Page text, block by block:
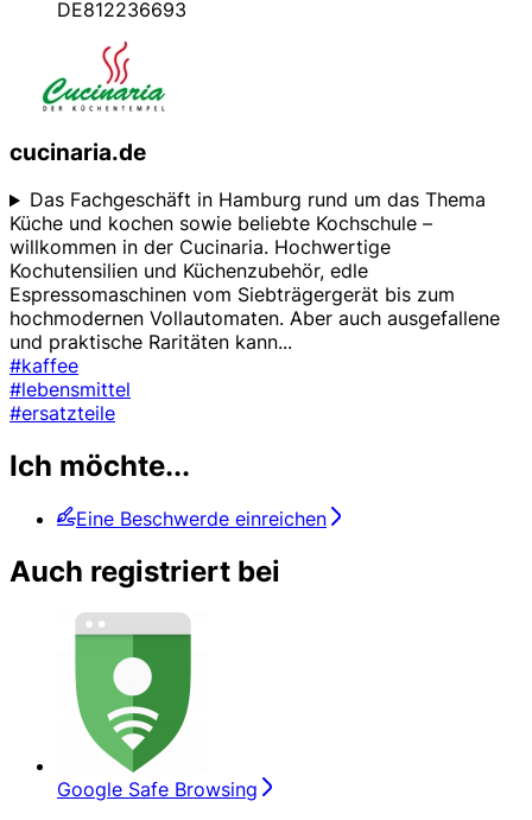
DE812236693
cucinaria.de
Das Fachgeschäft in Hamburg rund um das Thema
Küche und kochen sowie beliebte Kochschule –
willkommen in der Cucinaria. Hochwertige
Kochutensilien und Küchenzubehör, edle
Espressomaschinen vom Siebträgergerät bis zum
hochmodernen Vollautomaten. Aber auch ausgefallene
und praktische Raritäten kann...
#kaffee
#lebensmittel
#ersatzteile
Ich möchte...
Eine Beschwerde einreichen
Auch registriert bei
Google Safe Browsing